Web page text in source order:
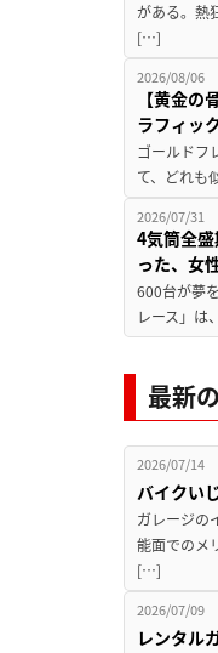
がある。熱
[…]
2026/08/06
【黄金
ラフィッ
ゴールドフ
て、どれも
2026/07/31
4気筒全
った、女
600台が夢
レース」は
最新
2026/07/14
バイクい
ガレージの
能面でのメ
[…]
2026/07/09
レンタル